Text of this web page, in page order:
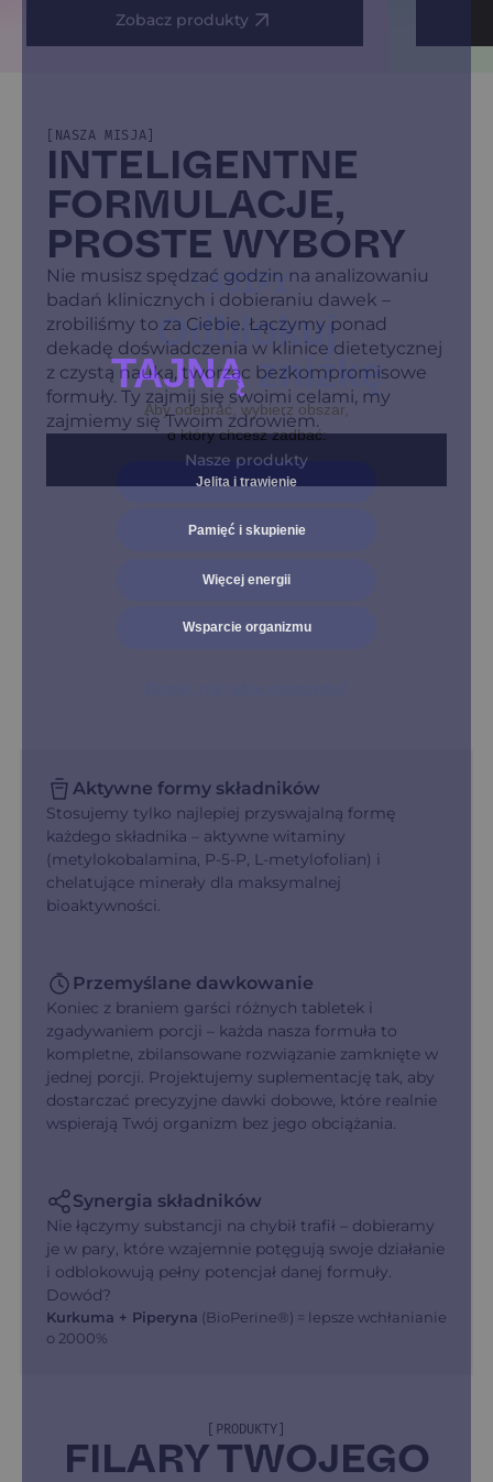
Zobacz produkty
[NASZA MISJA]
INTELIGENTNE
FORMULACJE,
PROSTE WYBORY
Nie musisz spędzać godzin na analizowaniu
badań klinicznych i dobieraniu dawek –
zrobiliśmy to za Ciebie. Łączymy ponad
dekadę doświadczenia w klinice dietetycznej
z czystą nauką, tworząc bezkompromisowe
formuły. Ty zajmij się swoimi celami, my
zajmiemy się Twoim zdrowiem.
Nasze produkty
Aktywne formy składników
Stosujemy tylko najlepiej przyswajalną formę
każdego składnika – aktywne witaminy
(metylokobalamina, P-5-P, L-metylofolian) i
chelatujące minerały dla maksymalnej
bioaktywności.
Przemyślane dawkowanie
Koniec z braniem garści różnych tabletek i
zgadywaniem porcji – każda nasza formuła to
kompletne, zbilansowane rozwiązanie zamknięte w
jednej porcji. Projektujemy suplementację tak, aby
dostarczać precyzyjne dawki dobowe, które realnie
wspierają Twój organizm bez jego obciążania.
Synergia składników
Nie łączymy substancji na chybił trafił – dobieramy
je w pary, które wzajemnie potęgują swoje działanie
i odblokowują pełny potencjał danej formuły.
Dowód?
Kurkuma + Piperyna (BioPerine®) = lepsze wchłanianie
o 2000%
[PRODUKTY]
FILARY TWOJEGO
Odblokuj
TAJNĄzniżkę
Aby odebrać, wybierz obszar,
o który chcesz zadbać:
Jelita i trawienie
Pamięć i skupienie
Więcej energii
Wsparcie organizmu